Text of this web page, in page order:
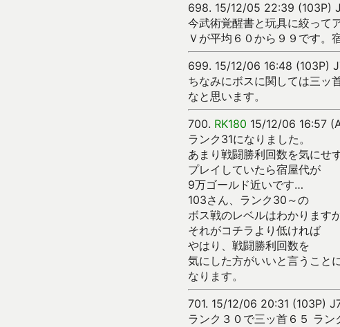
698. 15/12/05 22:39 (103P)
今武術覚醒書と玩具に絞って
Ｖが平均６０から９９です。
699. 15/12/06 16:48 (103P)
ちなみにボスに関しては三ッ
なと思います。
700. RK180 15/12/06 16:57
ランク31になりました。
あまり戦闘勝利回数を気にせ
プレイしていたら宿屋代が
9万ゴールド近いです…
103さん、ランク30～の
ボス戦のレベルはわかります
それがコチラより低ければ
やはり、戦闘勝利回数を
気にした方がいいと言うこと
なります。
701. 15/12/06 20:31 (103P)
ランク３０で三ッ首６５ ラン